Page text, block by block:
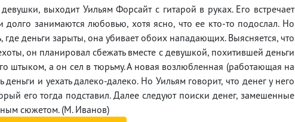
выходит Уильям Форсайт с гитарой в руках. Его встречает
занимаются любовью, хотя ясно, что ее кто-то подослал. Но
где деньги зарыты, она убивает обоих нападающих. Выясняется, что
он планировал сбежать вместе с девушкой, похитившей деньги
штыком, а он сел в тюрьму. А новая возлюбленная (работающая на
и уехать далеко-далеко. Но Уильям говорит, что денег у него
его тогда подставил. Далее следуют поиски денег, замешенные
сюжетом. (М. Иванов)